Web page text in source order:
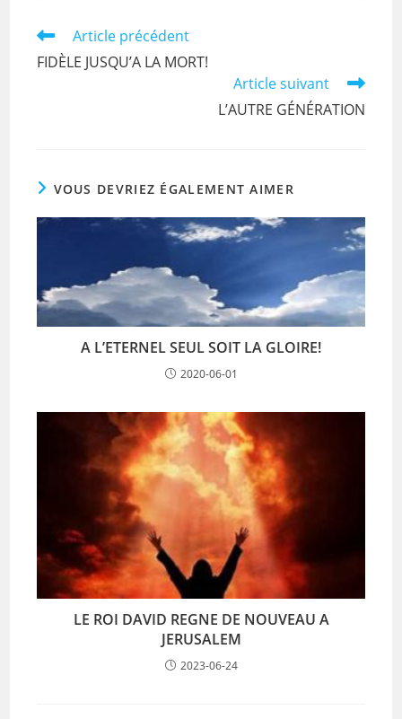
o
o
p
p
Read
more
articles
Article précédent
FIDÈLE JUSQU’A LA MORT!
Article suivant
L’AUTRE GÉNÉRATION
VOUS DEVRIEZ ÉGALEMENT AIMER
A L’ETERNEL SEUL SOIT LA GLOIRE!
2020-06-01
LE ROI DAVID REGNE DE NOUVEAU A
JERUSALEM
2023-06-24